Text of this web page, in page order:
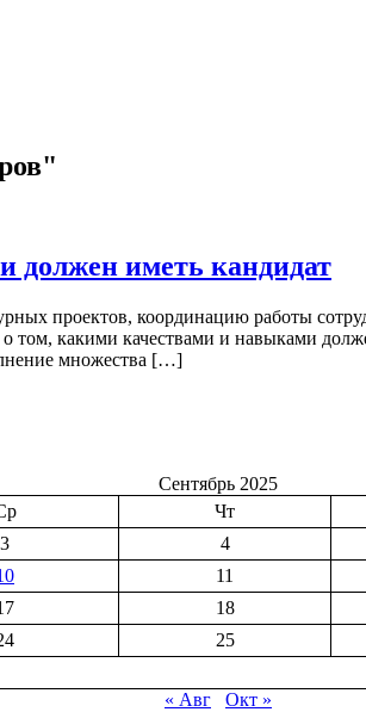
должен иметь кандидат
проектов, координацию работы
какими качествами и навыками
множества […]
Сентябрь 2025
Чт
3 4
11
18
25
« Авг
Окт »